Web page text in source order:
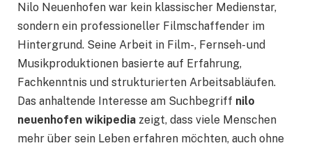
Nilo Neuenhofen war kein klassischer Medienstar,
sondern ein professioneller Filmschaffender im
Hintergrund. Seine Arbeit in Film-, Fernseh- und
Musikproduktionen basierte auf Erfahrung,
Fachkenntnis und strukturierten Arbeitsabläufen.
Das anhaltende Interesse am Suchbegriff nilo
neuenhofen wikipedia zeigt, dass viele Menschen
mehr über sein Leben erfahren möchten, auch ohne